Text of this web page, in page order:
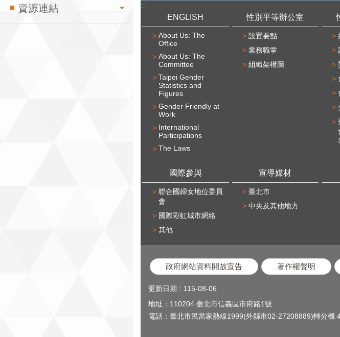
資源連結
:::
ENGLISH
About Us: The
Office
About Us: The
Committee
Taipei Gender
Statistics and
Figures
Gender Friendly at
Work
International
Participations
The Laws
性別平等辦公室
設置要點
業務職掌
組織架構圖
國際參與
聯合國婦女地位委員
會
國際彩虹城市網絡
其他
宣導媒材
臺北市
中央及其他地方
政府網站資料開放宣告 著作權聲明
更新日期
115-08-06
地址：110204 臺北市信義區市府路1號
電話：臺北市民當家熱線1999(外縣市02-27208889)轉分機